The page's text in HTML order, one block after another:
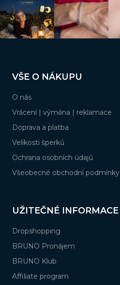
y
v
ý
p
pVŠE O NÁKUPU
O nás
Vrácení | výměna | reklamace
Doprava a platba
Velikosti šperků
Ochrana osobních údajů
Všeobecné obchodní podmínky
UŽITEČNÉ INFORMACE
Dropshopping
BRUNO Pronájem
BRUNO Klub
Affiliate program